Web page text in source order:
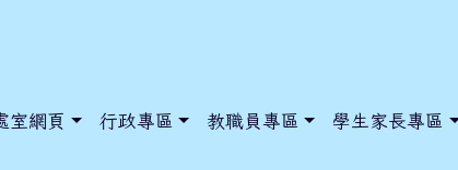
室網頁 行政專區 教職員專區 學生家長專區